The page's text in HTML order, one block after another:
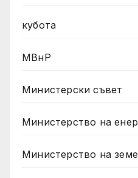
кубота
МВнР
Министерски съвет
Министерство на
Министерство на